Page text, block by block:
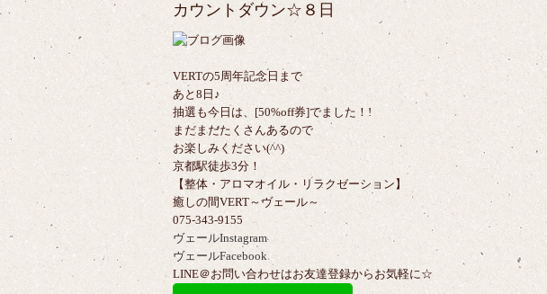
カウントダウン☆８日
VERTの5周年記念日まで
あと8日♪
抽選も今日は、[50%off券]でました！!
まだまだたくさんあるので
お楽しみください(^^)
京都駅徒歩3分！
【整体・アロマオイル・リラクゼーション】
癒しの間VERT～ヴェール～
075-343-9155
ヴェールInstagram
ヴェールFacebook
LINE＠お問い合わせはお友達登録からお気軽に☆